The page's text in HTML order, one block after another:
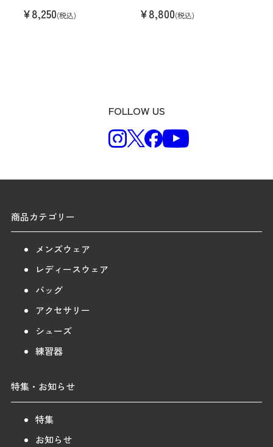
¥8,250(税込) ¥8,800(税込)
FOLLOW US
商品カテゴリー
メンズウェア
レディースウェア
バッグ
アクセサリー
シューズ
練習器
特集・お知らせ
特集
お知らせ